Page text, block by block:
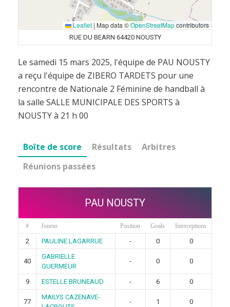
Leaflet | Map data ©OpenStreetMapcontributors
RUE DU BEARN 64420 NOUSTY
Le samedi 15 mars 2025, l'équipe de PAU NOUSTY
a reçu l'équipe de ZIBERO TARDETS pour une
rencontre de Nationale 2 Féminine de handball à
la salle SALLE MUNICIPALE DES SPORTS à
NOUSTY à 21 h 00
Boîte de score Résultats
Arbitres
Réunions passées
PAU NOUSTY
# Joueur Position Goals Interceptions
2 PAULINE LAGARRUE - 0 0
40
GABRIELLE
GUERMEUR
- 0 0
9 ESTELLE BRUNEAUD - 6 0
77
MAILYS CAZENAVE-
- 1 0